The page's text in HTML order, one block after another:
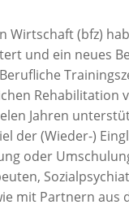
Wirtschaft (bfz)
und ein neues
Rehabilitation
Jahren
der (Wieder-)
oder
mit Partnern aus